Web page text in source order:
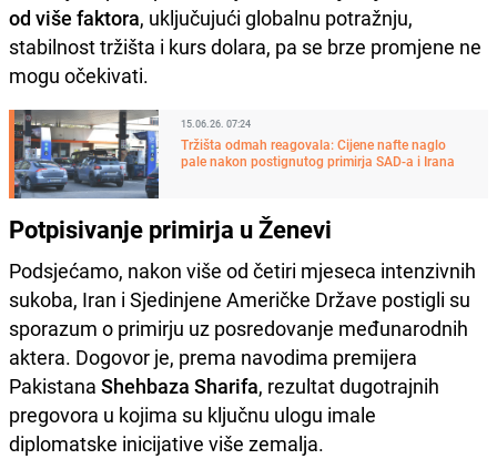
od više faktora, uključujući globalnu potražnju,
stabilnost tržišta i kurs dolara, pa se brze promjene ne
mogu očekivati.
15.06.26. 07:24
Tržišta odmah reagovala: Cijene nafte naglo
pale nakon postignutog primirja SAD-a i Irana
Potpisivanje primirja u Ženevi
Podsjećamo, nakon više od četiri mjeseca intenzivnih
sukoba, Iran i Sjedinjene Američke Države postigli su
sporazum o primirju uz posredovanje međunarodnih
aktera. Dogovor je, prema navodima premijera
Pakistana Shehbaza Sharifa, rezultat dugotrajnih
pregovora u kojima su ključnu ulogu imale
diplomatske inicijative više zemalja.